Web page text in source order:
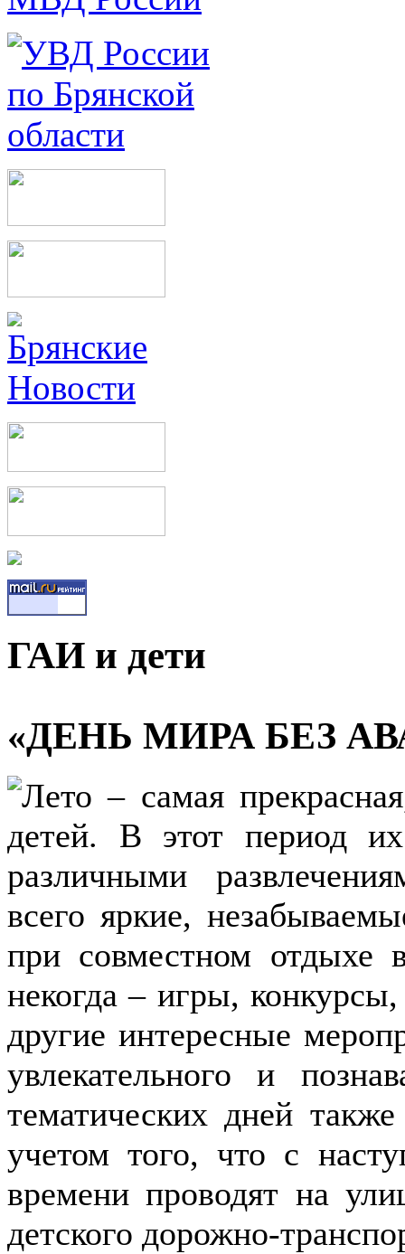
ГАИ и дети
«ДЕНЬ МИРА БЕЗ
Лето – самая
детей. В этот период их
различными
всего яркие,
при совместном отдыхе
некогда – игры,
другие интересные
увлекательного и
тематических дней
учетом того, что с
времени проводят на
детского дорожно-